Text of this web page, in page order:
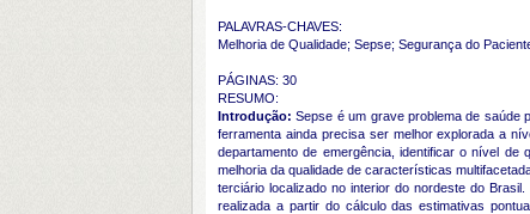
PALAVRAS-CHAVES:
Melhoria de Qualidade; Sepse; Segurança do
PÁGINAS: 30
RESUMO:
Introdução: Sepse é um grave problema de saúde
ferramenta ainda precisa ser melhor explorada a
departamento de emergência, identificar o nível de
melhoria da qualidade de características
terciário localizado no interior do nordeste do
realizada a partir do cálculo das estimativas